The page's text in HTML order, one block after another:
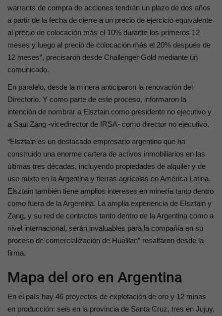
warrants de compra de acciones tendrán un plazo de dos años
a partir de la fecha de cierre a un precio de ejercicio equivalente
al precio de colocación más el 10% durante los primeros 12
meses y luego al precio de colocación más el 20% después de
12 meses”, precisaron desde Challenger Gold mediante un
comunicado.
En paralelo, desde la minera anticiparon la renovación del
Directorio. Y como parte de este proceso, informaron la
intención de nombrar a Elsztain como presidente no ejecutivo y
a Saul Zang -vicedirector de IRSA- como director no ejecutivo.
“Elsztain es un destacado empresario argentino que ha
construido una enorme cartera de activos inmobiliarios en las
últimas tres décadas, incluyendo propiedades de alquiler y de
uso mixto en la Argentina y tierras agrícolas en América Latina.
Elsztain también tiene amplios intereses en minería tanto dentro
como fuera de la Argentina. La amplia experiencia de Elsztain y
Zang, y su red de contactos tanto dentro de la Argentina como a
nivel internacional, serán invaluables para la compañía en su
proceso de comercialización de Hualilan” resaltaron desde la
firma.
Mapa del oro en Argentina
En el país hay 46 proyectos de explotación de oro y 12 minas
en producción: seis en la provincia de Santa Cruz, tres en Jujuy,